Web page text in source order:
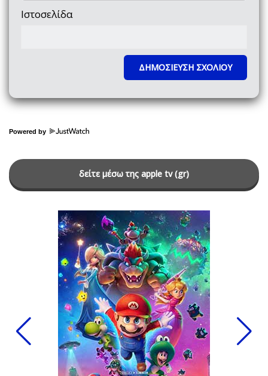
Ιστοσελίδα
Powered by
δείτε μέσω της apple tv (gr)